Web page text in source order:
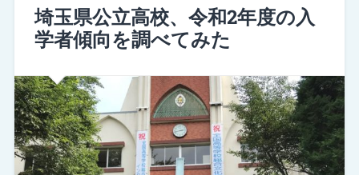
埼玉県公立高校、令和2年度の入
学者傾向を調べてみた